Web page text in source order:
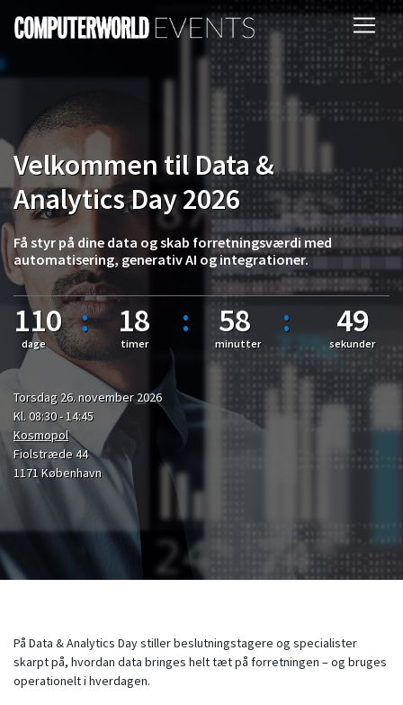
Velkommen til Data &
Analytics Day 2026
Få styr på dine data og skab forretningsværdi med
automatisering, generativ AI og integrationer.
110
dage
: 18
timer
: 58
minutter
: 48
sekunder
Torsdag 26. november 2026
Kl. 08:30 - 14:45
Kosmopol
Fiolstræde 44
1171 København
På Data & Analytics Day stiller beslutningstagere og specialister
skarpt på, hvordan data bringes helt tæt på forretningen – og bruges
operationelt i hverdagen.